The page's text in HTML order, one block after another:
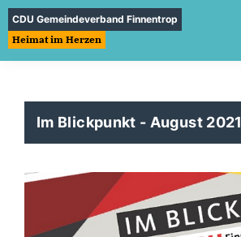
CDU Gemeindeverband Finnentrop
Heimat im Herzen
Im Blickpunkt - August 2021